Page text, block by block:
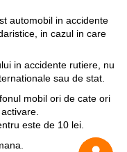
automobil in accidente
in cazul in care
in accidente rutiere, nu
sau de stat.
mobil ori de cate ori
este de 10 lei.